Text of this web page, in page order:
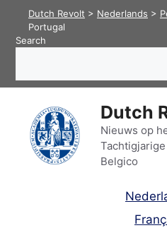
content
Dutch Revolt > Nederlands >
Portugal
Search
Dutch
Nieuws op
Belgico